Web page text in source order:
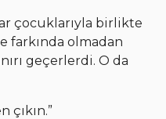
çocuklarıyla birlikte
farkında olmadan
geçerlerdi. O da
çıkın.”